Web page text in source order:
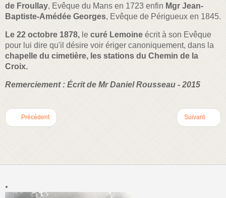
de Froullay, Evêque du Mans en 1723 enfin Mgr Jean-
Baptiste-Amédée Georges, Evêque de Périgueux en 1845.
Le 22 octobre 1878, le curé Lemoine écrit à son Evêque
pour lui dire qu'il désire voir ériger canoniquement, dans la
chapelle du cimetière, les stations du Chemin de la
Croix.
Remerciement : Écrit de Mr Daniel Rousseau - 2015
Précédent Suivant